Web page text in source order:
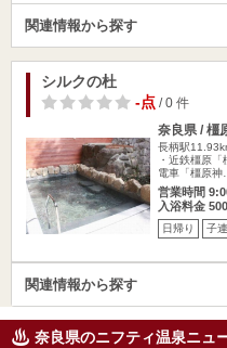
関連情報から探す
シルクの杜
-点/ 0 件
奈良県 / 橿
長柄駅
・近鉄橿原
電車「橿原神…
営業時間
入浴料金
日帰り 子
関連情報から探す
奈良県のニフティ温泉ニュ